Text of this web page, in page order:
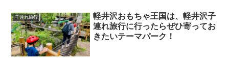
子連れ旅行
軽井沢おもちゃ王国は、軽井沢子
連れ旅行に行ったらぜひ寄ってお
きたいテーマパーク！